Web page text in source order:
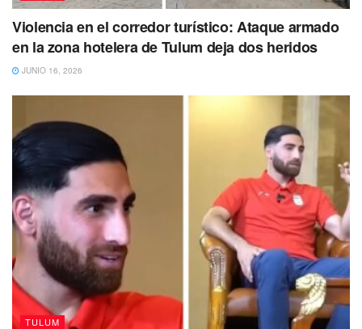
Violencia en el corredor turístico: Ataque armado
en la zona hotelera de Tulum deja dos heridos
JUNIO 16, 2026
TULUM